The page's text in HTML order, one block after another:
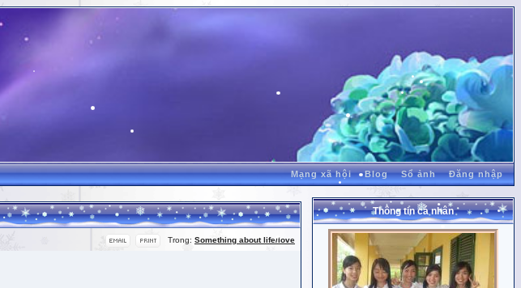
Mạng xã hội Blog Sổ ảnh Đăng nhập
Trong: Something about life/love
Thông tin cá nhân